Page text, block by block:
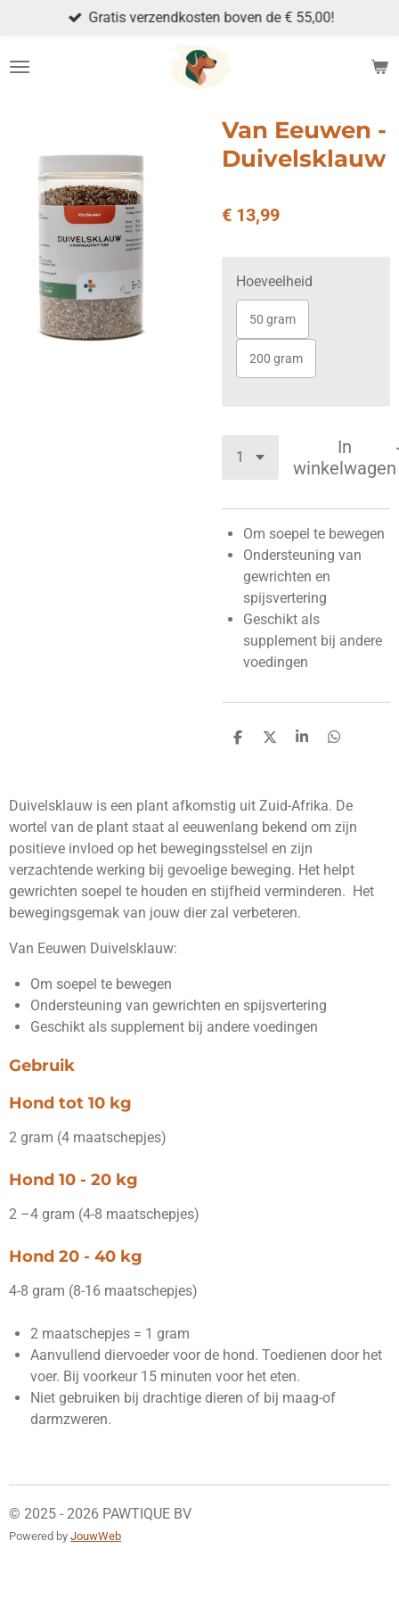
naar
Gratis verzendkosten boven de € 55,00!
Van Eeuwen -
Duivelsklauw
€ 13,99
Hoeveelheid
50 gram
200 gram
In
winkelwagen
Om soepel te bewegen
Ondersteuning van
gewrichten en
spijsvertering
Geschikt als
supplement bij andere
voedingen
D
n
D
S
e
D
n
Duivelsklauw is een plant afkomstig uit Zuid-Afrika. De
wortel van de plant staat al eeuwenlang bekend om zijn
positieve invloed op het bewegingsstelsel en zijn
verzachtende werking bij gevoelige beweging. Het helpt
gewrichten soepel te houden en stijfheid verminderen. Het
bewegingsgemak van jouw dier zal verbeteren.
Van Eeuwen Duivelsklauw:
Om soepel te bewegen
Ondersteuning van gewrichten en spijsvertering
Geschikt als supplement bij andere voedingen
Gebruik
Hond tot 10 kg
2 gram (4 maatschepjes)
Hond 10 - 20 kg
2 –4 gram (4-8 maatschepjes)
Hond 20 - 40 kg
4-8 gram (8-16 maatschepjes)
2 maatschepjes = 1 gram
Aanvullend diervoeder voor de hond. Toedienen door het
voer. Bij voorkeur 15 minuten voor het eten.
Niet gebruiken bij drachtige dieren of bij maag-of
darmzweren.
© 2025 - 2026 PAWTIQUE BV
Powered by JouwWeb